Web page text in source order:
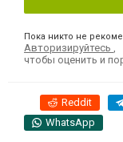
Пока никто не
Авторизируйтесь
чтобы оценить и
Reddit
WhatsApp